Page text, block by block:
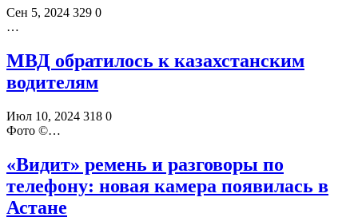
Сен 5, 2024 329 0
…
МВД обратилось к казахстанским
водителям
Июл 10, 2024 318 0
Фото ©️…
«Видит» ремень и разговоры по
телефону: новая камера появилась в
Астане